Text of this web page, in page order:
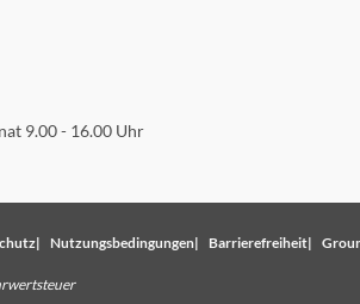
9.00 - 16.00 Uhr
Nutzungsbedingungen Barrierefreiheit